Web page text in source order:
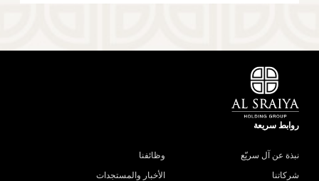
روابط سريعة
نبذة عن آل سريّع
وظائفنا
شركاتنا
الأخبار والمستجدات